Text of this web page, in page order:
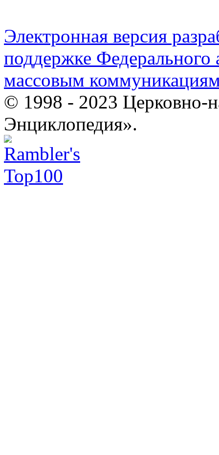
Электронная версия
поддержке Федерального
массовым
© 1998 - 2023 Церковно-
Энциклопедия».